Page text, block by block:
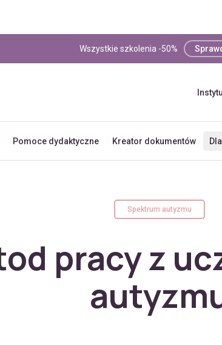
Wszystkie szkolenia -50%
Pomoce dydaktyczne Kreator dokumentów
Spektrum autyzmu
pracy z